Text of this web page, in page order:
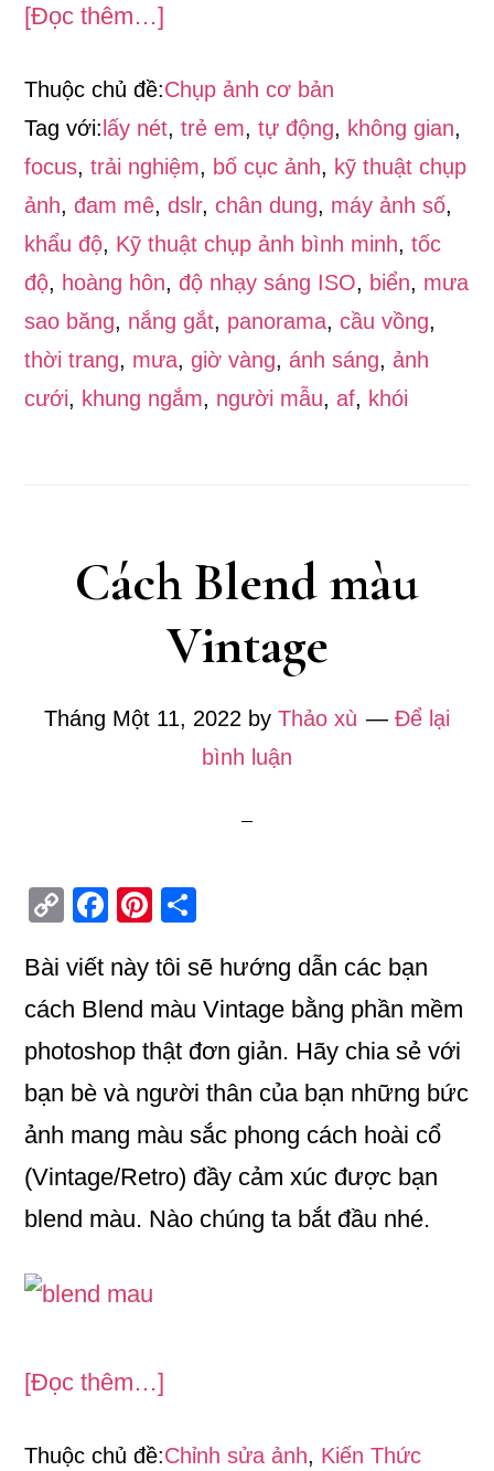
[Đọc thêm…]
nhiếp
ảnh
số
(Phần
2)
Thuộc chủ đề:Chụp ảnh cơ bản
Tag với: lấy nét,trẻ em,tự động, không gian,
focus,trải nghiệm, bố cục ảnh, kỹ thuật chụp
ảnh,đam mê,dslr,chân dung, máy ảnh số,
khẩu độ, Kỹ thuật chụp ảnh bình minh,tốc
độ, hoàng hôn,độ nhạy sáng ISO, biển, mưa
sao băng, nắng gắt, panorama,cầu vồng,
thời trang, mưa,giờ vàng,ánh sáng,ảnh
cưới, khung ngắm, người mẫu,af, khói
Cách Blend màu
Vintage
Tháng Một 11, 2022 by Thảo xù
Để lại
bình luận
C
y
Li
n
k
Fa
bo
ok
Pi
er
es
t
re
Bài viết này tôi sẽ hướng dẫn các bạn
cách Blend màu Vintage bằng phần mềm
photoshop thật đơn giản. Hãy chia sẻ với
bạn bè và người thân của bạn những bức
ảnh mang màu sắc phong cách hoài cổ
(Vintage/Retro) đầy cảm xúc được bạn
blend màu. Nào chúng ta bắt đầu nhé.
[Đọc thêm…]
màu
Thuộc chủ đề:Chỉnh sửa ảnh, Kiến Thức